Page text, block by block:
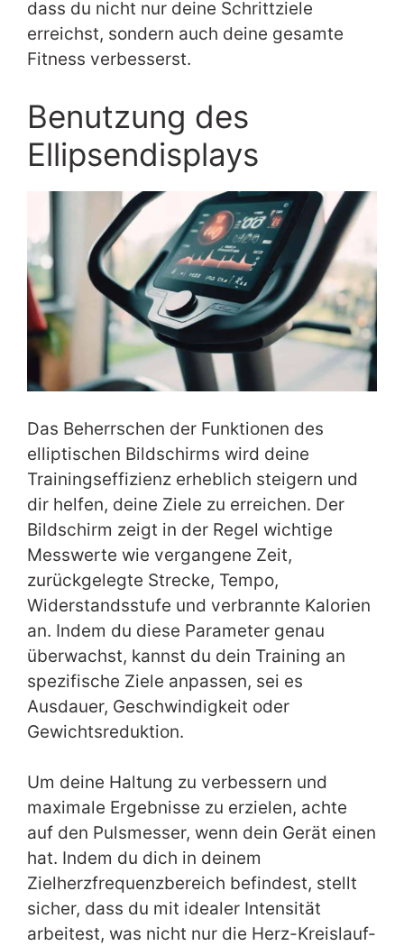
dass du nicht nur deine Schrittziele
erreichst, sondern auch deine gesamte
Fitness verbesserst.
Benutzung des
Ellipsendisplays
Das Beherrschen der Funktionen des
elliptischen Bildschirms wird deine
Trainingseffizienz erheblich steigern und
dir helfen, deine Ziele zu erreichen. Der
Bildschirm zeigt in der Regel wichtige
Messwerte wie vergangene Zeit,
zurückgelegte Strecke, Tempo,
Widerstandsstufe und verbrannte Kalorien
an. Indem du diese Parameter genau
überwachst, kannst du dein Training an
spezifische Ziele anpassen, sei es
Ausdauer, Geschwindigkeit oder
Gewichtsreduktion.
Um deine Haltung zu verbessern und
maximale Ergebnisse zu erzielen, achte
auf den Pulsmesser, wenn dein Gerät einen
hat. Indem du dich in deinem
Zielherzfrequenzbereich befindest, stellt
sicher, dass du mit idealer Intensität
arbeitest, was nicht nur die Herz-Kreislauf-